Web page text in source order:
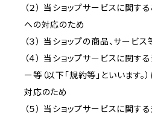
（２） 当ショップサービスに関す
への対応のため
（３） 当ショップの商品、サービ
（４） 当ショップサービスに関す
ー等（以下「規約等」といいます
対応のため
（５） 当ショップサービスに関